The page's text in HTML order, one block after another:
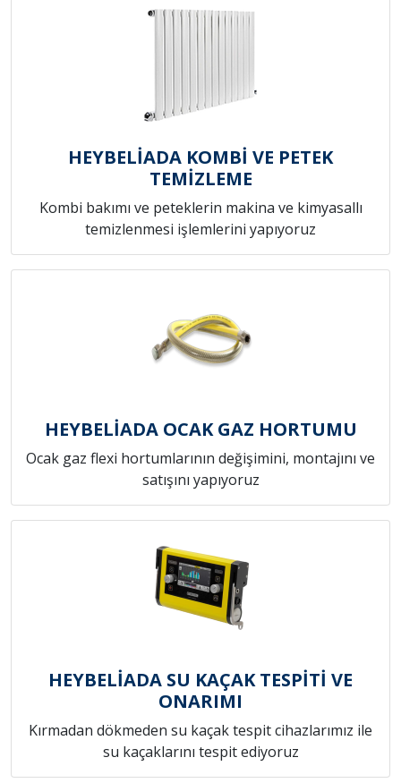
HEYBELİADA KOMBİ VE PETEK
TEMİZLEME
Kombi bakımı ve peteklerin makina ve kimyasallı
temizlenmesi işlemlerini yapıyoruz
HEYBELİADA OCAK GAZ HORTUMU
Ocak gaz flexi hortumlarının değişimini, montajını ve
satışını yapıyoruz
HEYBELİADA SU KAÇAK TESPİTİ VE
ONARIMI
Kırmadan dökmeden su kaçak tespit cihazlarımız ile
su kaçaklarını tespit ediyoruz